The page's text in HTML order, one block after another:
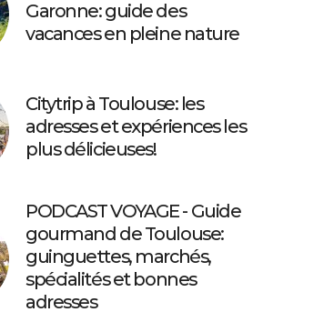
Garonne: guide des
vacances en pleine nature
Citytrip à Toulouse: les
adresses et expériences les
plus délicieuses!
PODCAST VOYAGE - Guide
gourmand de Toulouse:
guinguettes, marchés,
spécialités et bonnes
adresses